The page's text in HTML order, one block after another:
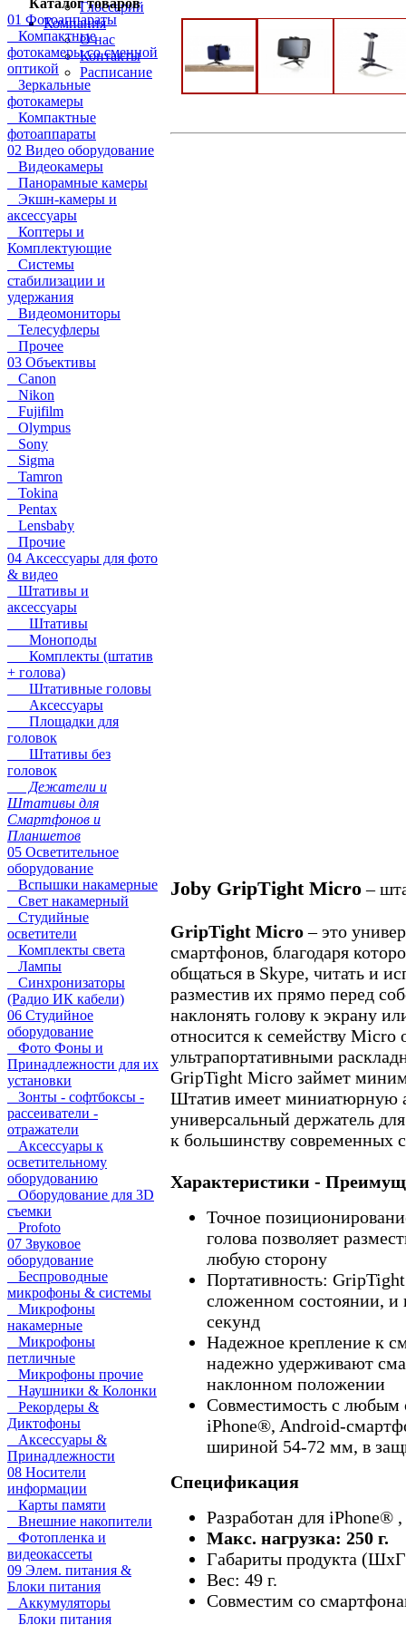
Глоссарий
Компания
О нас
Контакты
Расписание
Каталог товаров
01 Фотоаппараты
Компактные
фотокамеры со сменной
оптикой
Зеркальные
фотокамеры
Компактные
фотоаппараты
02 Видео оборудование
Видеокамеры
Панорамные камеры
Экшн-камеры и
аксессуары
Коптеры и
Комплектующие
Системы
стабилизации и
удержания
Видеомониторы
Телесуфлеры
Прочее
03 Объективы
Canon
Nikon
Fujifilm
Olympus
Sony
Sigma
Tamron
Tokina
Pentax
Lensbaby
Прочие
04 Аксессуары для фото
& видео
Штативы и
аксессуары
Штативы
Моноподы
Комплекты (штатив
+ голова)
Штативные головы
Аксессуары
Площадки для
головок
Штативы без
головок
Дежатели и
Штативы для
Смартфонов и
Планшетов
05 Осветительное
оборудование
Вспышки накамерные
Свет накамерный
Студийные
осветители
Комплекты света
Лампы
Синхронизаторы
(Радио ИК кабели)
06 Студийное
оборудование
Фото Фоны и
Принадлежности для их
установки
Зонты - софтбоксы -
рассеиватели -
отражатели
Аксессуары к
осветительному
оборудованию
Оборудование для 3D
съемки
Profoto
07 Звуковое
оборудование
Беспроводные
микрофоны & системы
Микрофоны
накамерные
Микрофоны
петличные
Микрофоны прочие
Наушники & Колонки
Рекордеры &
Диктофоны
Аксессуары &
Принадлежности
08 Носители
информации
Карты памяти
Внешние накопители
Фотопленка и
видеокассеты
09 Элем. питания &
Блоки питания
Аккумуляторы
Блоки питания
Joby GripTight Micro–
GripTight Micro– это
смартфонов, благодаря
общаться в Skype, читать и
разместив их прямо перед
наклонять голову к экрану
относится к семейству Micro
ультрапортативными
GripTight Micro займет
Штатив имеет миниатюрную
универсальный держатель
к большинству современных
Характеристики -
Точное
голова позволяет
любую сторону
Портативность:
сложенном состоянии, и
секунд
Надежное крепление к
надежно удерживают
наклонном положении
Совместимость с любым
iPhone®, Android-
шириной 54-72 мм, в
Спецификация
Разработан для iPhone®
Макс. нагрузка: 250 г.
Габариты продукта
Вес: 49 г.
Совместим со